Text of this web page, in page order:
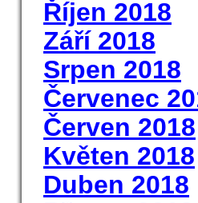
Říjen 2018
Září 2018
Srpen 2018
Červenec
Červen 2018
Květen 2018
Duben 2018